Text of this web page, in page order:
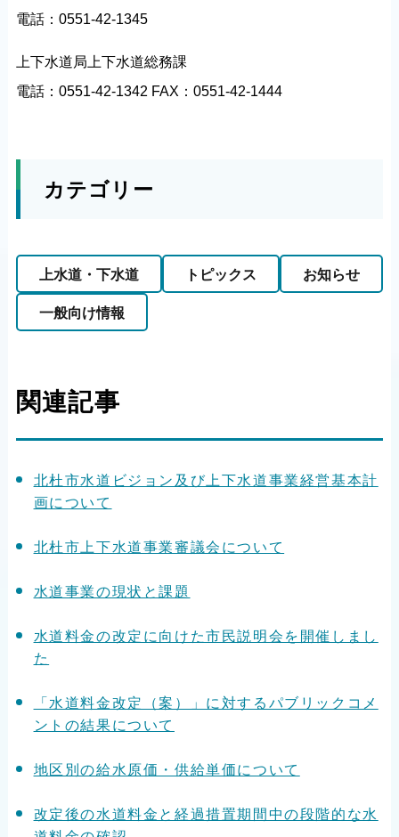
電話：0551-42-1345
上下水道局上下水道総務課
電話：0551-42-1342 FAX：0551-42-1444
カテゴリー
上水道・下水道 トピックス お知らせ
一般向け情報
関連記事
北杜市水道ビジョン及び上下水道事業経営基本計
画について
北杜市上下水道事業審議会について
水道事業の現状と課題
水道料金の改定に向けた市民説明会を開催しまし
た
「水道料金改定（案）」に対するパブリックコメ
ントの結果について
地区別の給水原価・供給単価について
改定後の水道料金と経過措置期間中の段階的な水